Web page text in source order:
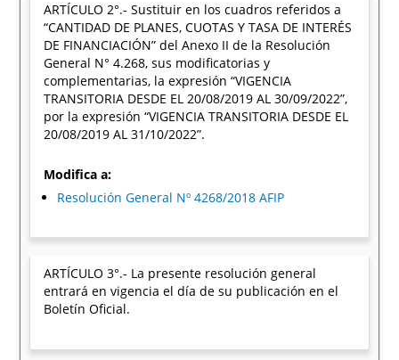
ARTÍCULO 2°.- Sustituir en los cuadros referidos a
“CANTIDAD DE PLANES, CUOTAS Y TASA DE INTERÉS
DE FINANCIACIÓN” del Anexo II de la Resolución
General N° 4.268, sus modificatorias y
complementarias, la expresión “VIGENCIA
TRANSITORIA DESDE EL 20/08/2019 AL 30/09/2022”,
por la expresión “VIGENCIA TRANSITORIA DESDE EL
20/08/2019 AL 31/10/2022”.
Modifica a:
Resolución General Nº 4268/2018 AFIP
ARTÍCULO 3°.- La presente resolución general
entrará en vigencia el día de su publicación en el
Boletín Oficial.